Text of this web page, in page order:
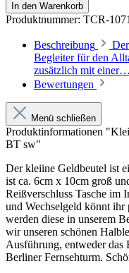
In den Warenkorb
Produktnummer: TCR-
Beschreibung
Begleiter für den
zusätzlich mit einer…
Bewertungen
Menü schließen
Produktinformationen
BT sw"
Der kleiine Geldbeutel ist
ist ca. 6cm x 10cm groß
Reißverschluss Tasche im
und Wechselgeld könnt ihr
werden diese in unserem
wir unseren schönen
Ausführung, entweder das
Berliner Fernsehturm.